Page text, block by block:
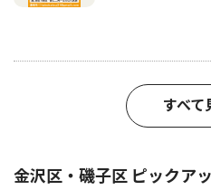
すべて
金沢区・磯子区 ピックア